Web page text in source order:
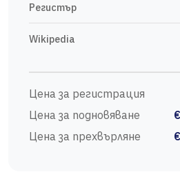
Регистър
Wikipedia
Цена за регистрация
Цена за подновяване
Цена за прехвърляне